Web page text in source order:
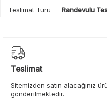
Teslimat Türü
Randevulu
Teslimat
Sitemizden satın alacağınız
gönderilmektedir.